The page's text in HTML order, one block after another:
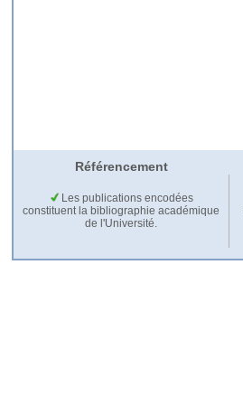
Référencement
Les publications encodées
constituent la bibliographie académique
de l'Université.